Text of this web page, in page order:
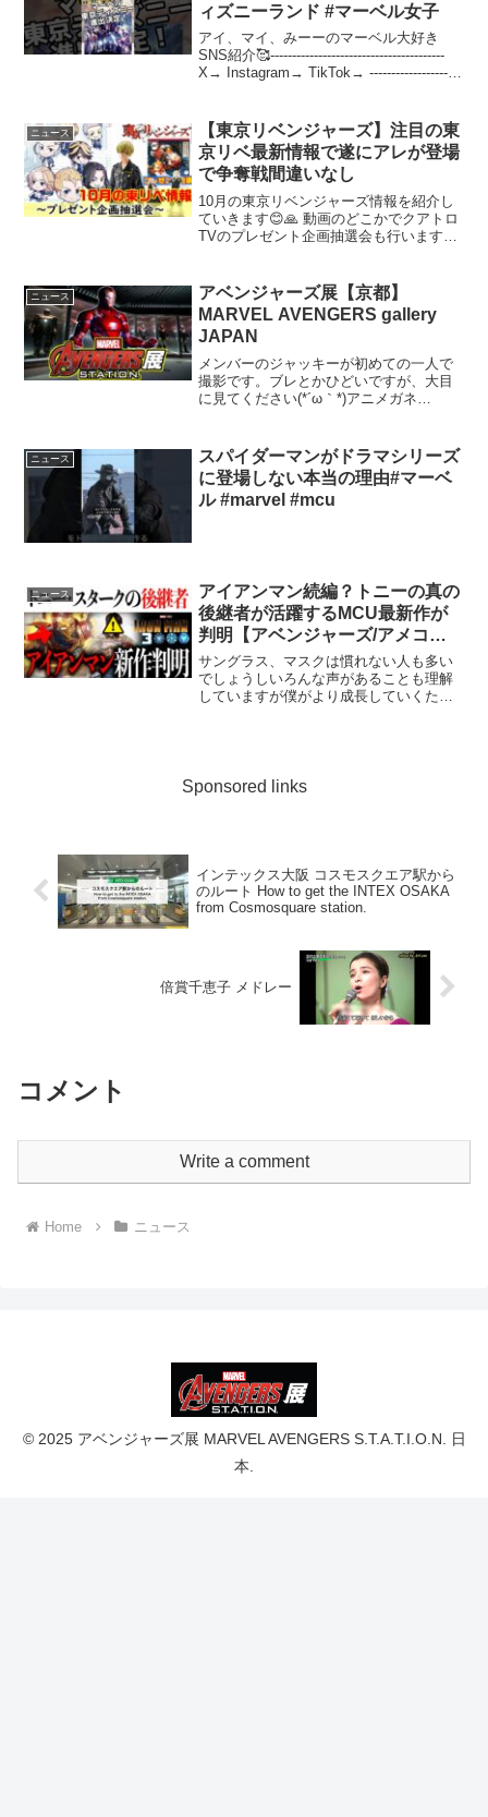
ィズニーランド #マーベル女子
アイ、マイ、みーーのマーベル大好き
SNS紹介🥰----------------------------------------
X→ Instagram→ TikTok→ ---------------------
ニュース
【東京リベンジャーズ】注目の東
京リベ最新情報で遂にアレが登場
で争奪戦間違いなし
10月の東京リベンジャーズ情報を紹介し
ていきます😊🙏 動画のどこかでクアトロ
TVのプレゼント企画抽選会も行いますの
グッズはPARCOオンラインストアで一部
製品が受注通販...
ニュース
アベンジャーズ展【京都】
MARVEL AVENGERS gallery
JAPAN
メンバーのジャッキーが初めての一人で
撮影です。ブレとかひどいですが、大目
に見てください(*´ω｀*)アニメガネ
Twitter『DM』下さい。━━━...
ニュース
スパイダーマンがドラマシリーズ
に登場しない本当の理由#マーベ
ル #marvel #mcu
ニュース
アイアンマン続編？トニーの真の
後継者が活躍するMCU最新作が
判明【アベンジャーズ/アメコミ/
マーベル/marvel】
サングラス、マスクは慣れない人も多い
でしょうしいろんな声があることも理解
していますが僕がより成長していくため
Sponsored links
インテックス大阪 コスモスクエア駅から
のルート How to get the INTEX OSAKA
from Cosmosquare station.
倍賞千恵子 メドレー
コメント
Write a comment
Home ニュース
© 2025 アベンジャーズ展 MARVEL AVENGERS S.T.A.T.I.O.N. 日
本.